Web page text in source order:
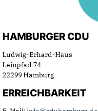
HAMBURGER CDU
Ludwig-Erhard-Haus
Leinpfad 74
22299 Hamburg
ERREICHBARKEIT